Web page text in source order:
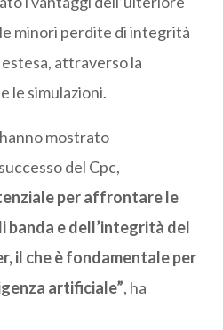
minori perdite di integrità
attraverso la
le simulazioni.
mostrato
del Cpc,
per affrontare le
banda e dell’integrità del
il che è fondamentale per
artificiale”, ha